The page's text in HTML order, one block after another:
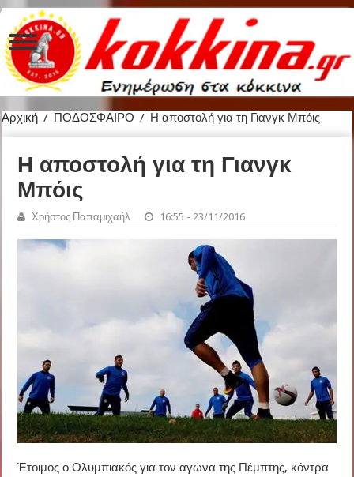
Αρχική / ΠΟΔΟΣΦΑΙΡΟ / Η αποστολή για τη Γιανγκ Μπόις
Η αποστολή για τη Γιανγκ
Μπόις
Χρήστος Παπαμιχαήλ 16:55 - 23/11/2016
Έτοιμος ο Ολυμπιακός για τον αγώνα της Πέμπτης, κόντρα